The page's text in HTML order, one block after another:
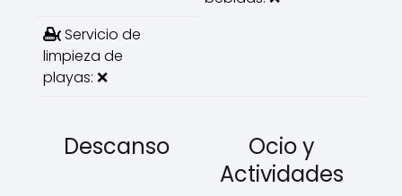
Servicio de
limpieza de
playas: ❌
Descanso
Ocio y
Actividades